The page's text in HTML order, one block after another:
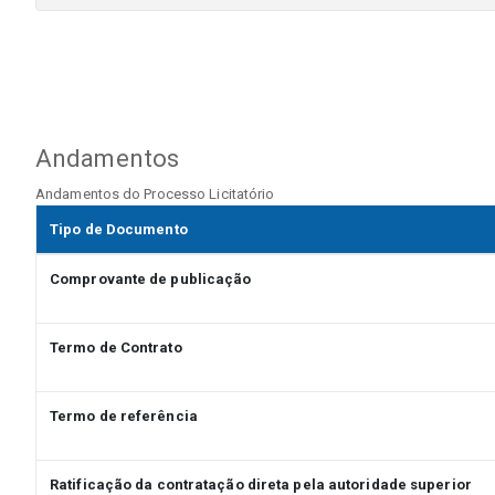
Andamentos
Andamentos do Processo Licitatório
Tipo de Documento
Comprovante de publicação
Termo de Contrato
Termo de referência
Ratificação da contratação direta pela autoridade superior